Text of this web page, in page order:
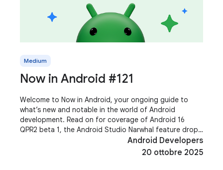
Medium
Now in Android #121
Welcome to Now in Android, your ongoing guide to
what’s new and notable in the world of Android
development. Read on for coverage of Android 16
QPR2 beta 1, the Android Studio Narwhal feature drop,
Jetpack Compose 1.9, Media 3 1.8, Shape Morphing and
Android Developers
20 ottobre 2025